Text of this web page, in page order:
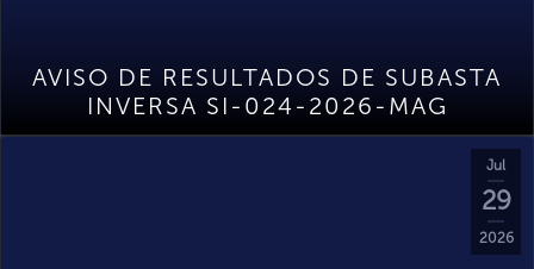
AVISO DE RESULTADOS DE SUBASTA
INVERSA SI-024-2026-MAG
Jul
29
2026